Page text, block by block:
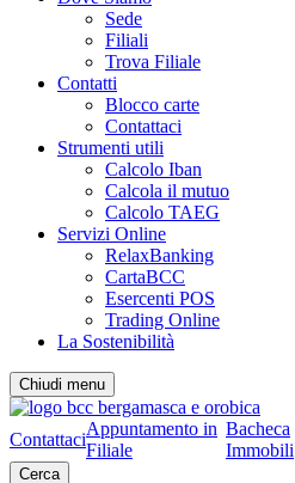
Sede
Filiali
Trova Filiale
Contatti
Blocco carte
Contattaci
Strumenti utili
Calcolo Iban
Calcola il mutuo
Calcolo TAEG
Servizi Online
RelaxBanking
CartaBCC
Esercenti POS
Trading Online
La Sostenibilità
Chiudi menu
Contattaci
Appuntamento in
Filiale
Bacheca
Immobili
Cerca